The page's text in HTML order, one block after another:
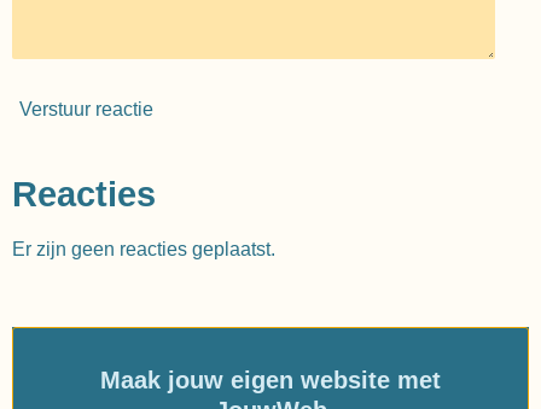
Verstuur reactie
Reacties
Er zijn geen reacties geplaatst.
Maak jouw eigen website met